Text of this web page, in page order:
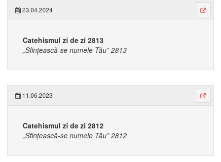
23.04.2024
Catehismul zi de zi 2813
„Sfințească-se numele Tău” 2813
11.06.2023
Catehismul zi de zi 2812
„Sfințească-se numele Tău” 2812